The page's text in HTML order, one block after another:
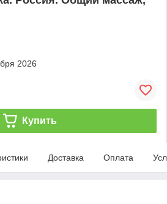
2026
Купить
Доставка Оплата